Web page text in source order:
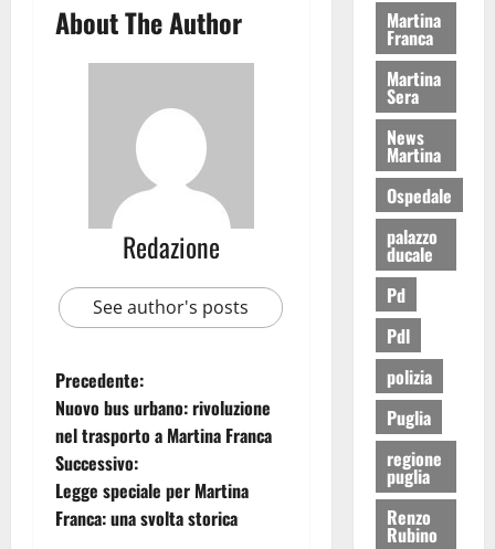
About The Author
Redazione
See author's posts
Precedente:
Nuovo bus urbano: rivoluzione
nel trasporto a Martina Franca
Successivo:
Legge speciale per Martina
Franca: una svolta storica
Martina
Franca
Martina
Sera
News
Martina
Ospedale
palazzo
ducale
Pd
Pdl
polizia
Puglia
regione
puglia
Renzo
Rubino